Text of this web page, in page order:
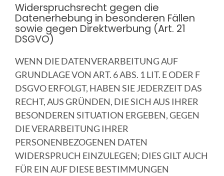
Widerspruchsrecht gegen die
Datenerhebung in besonderen Fällen
sowie gegen Direktwerbung (Art. 21
DSGVO)
WENN DIE DATENVERARBEITUNG AUF
GRUNDLAGE VON ART. 6 ABS. 1 LIT. E ODER F
DSGVO ERFOLGT, HABEN SIE JEDERZEIT DAS
RECHT, AUS GRÜNDEN, DIE SICH AUS IHRER
BESONDEREN SITUATION ERGEBEN, GEGEN
DIE VERARBEITUNG IHRER
PERSONENBEZOGENEN DATEN
WIDERSPRUCH EINZULEGEN; DIES GILT AUCH
FÜR EIN AUF DIESE BESTIMMUNGEN